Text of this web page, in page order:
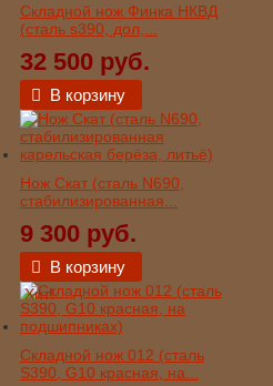
Складной нож Финка НКВД
(сталь s390, дол,...
32 500 руб.
В корзину
Нож Скат (сталь N690,
стабилизированная...
9 300 руб.
В корзину
Хит!
Складной нож 012 (сталь
S390, G10 красная, на...